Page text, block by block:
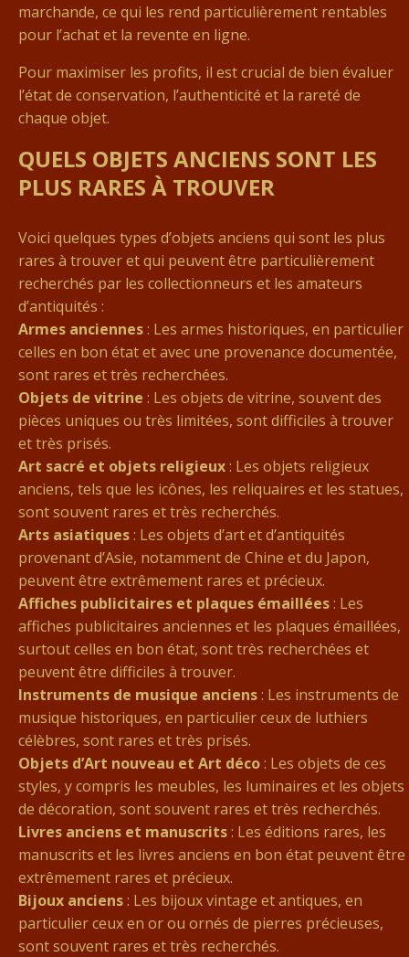
marchande, ce qui les rend particulièrement rentables
pour l’achat et la revente en ligne.
Pour maximiser les profits, il est crucial de bien évaluer
l’état de conservation, l’authenticité et la rareté de
chaque objet.
QUELS OBJETS ANCIENS SONT LES
PLUS RARES À TROUVER
Voici quelques types d’objets anciens qui sont les plus
rares à trouver et qui peuvent être particulièrement
recherchés par les collectionneurs et les amateurs
d’antiquités :
Armes anciennes: Les armes historiques, en particulier
celles en bon état et avec une provenance documentée,
sont rares et très recherchées.
Objets de vitrine : Les objets de vitrine, souvent des
pièces uniques ou très limitées, sont difficiles à trouver
et très prisés.
Art sacré et objets religieux: Les objets religieux
anciens, tels que les icônes, les reliquaires et les statues,
sont souvent rares et très recherchés.
Arts asiatiques: Les objets d’art et d’antiquités
provenant d’Asie, notamment de Chine et du Japon,
peuvent être extrêmement rares et précieux.
Affiches publicitaires et plaques émaillées: Les
affiches publicitaires anciennes et les plaques émaillées,
surtout celles en bon état, sont très recherchées et
peuvent être difficiles à trouver.
Instruments de musique anciens: Les instruments de
musique historiques, en particulier ceux de luthiers
célèbres, sont rares et très prisés.
Objets d’Art nouveau et Art déco: Les objets de ces
styles, y compris les meubles, les luminaires et les objets
de décoration, sont souvent rares et très recherchés.
Livres anciens et manuscrits: Les éditions rares, les
manuscrits et les livres anciens en bon état peuvent être
extrêmement rares et précieux.
Bijoux anciens: Les bijoux vintage et antiques, en
particulier ceux en or ou ornés de pierres précieuses,
sont souvent rares et très recherchés.